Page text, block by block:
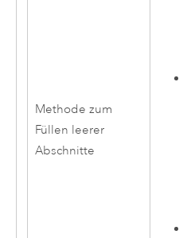
Methode zum
Füllen leerer
Abschnitte